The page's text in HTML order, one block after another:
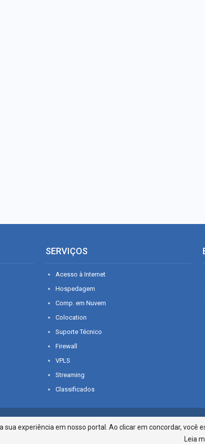
SERVIÇOS
Acesso à Internet
Hospedagem
Comp. em Nuvem
Colocation
Suporte Técnico
Firewall
VPLS
Streaming
Classificados
os direitos reservados.
sua experiência em nosso portal. Ao clicar em concordar,
Leia